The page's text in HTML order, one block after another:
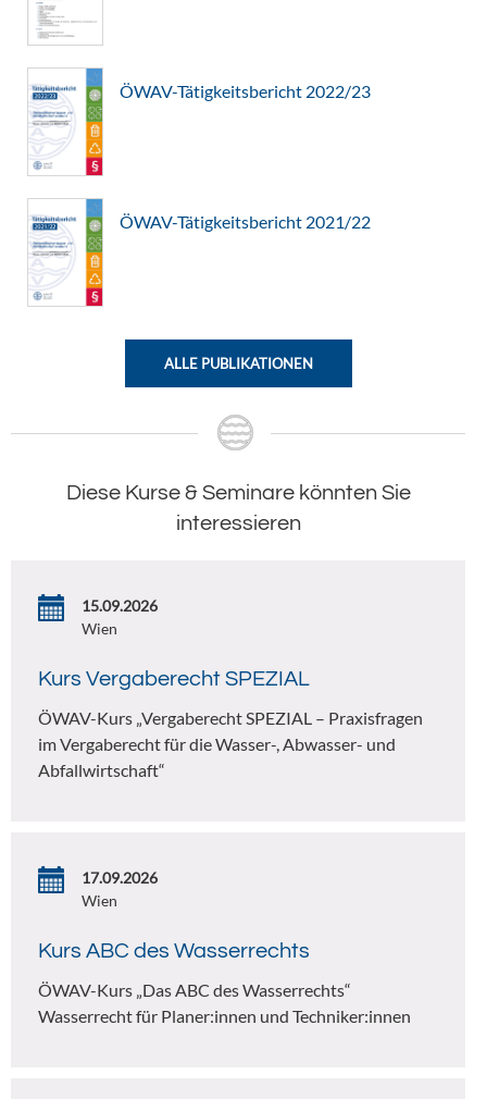
ÖWAV-Tätigkeitsbericht 2022/23
ÖWAV-Tätigkeitsbericht 2021/22
ALLE PUBLIKATIONEN
Diese Kurse & Seminare könnten Sie
interessieren
15.09.2026
Wien
Kurs Vergaberecht SPEZIAL
ÖWAV-Kurs „Vergaberecht SPEZIAL – Praxisfragen
im Vergaberecht für die Wasser-, Abwasser- und
Abfallwirtschaft“
17.09.2026
Wien
Kurs ABC des Wasserrechts
ÖWAV-Kurs „Das ABC des Wasserrechts“
Wasserrecht für Planer:innen und Techniker:innen